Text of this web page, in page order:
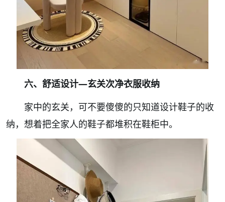
六、舒适设计—玄关次净衣服收纳
家中的玄关，可不要傻傻的只知道设计鞋子的收
纳，想着把全家人的鞋子都堆积在鞋柜中。